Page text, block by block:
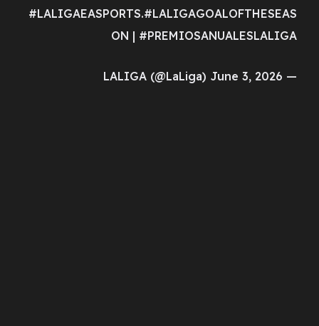
#LALIGAEASPORTS.#LALIGAGOALOFTHESEAS
ON | #PREMIOSANUALESLALIGA
— LALIGA (@LaLiga) June 3, 2026